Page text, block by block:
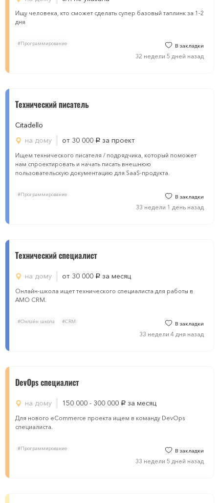
Ищу человека, кто сможет сделать супер базовый таплинк за 1-2
дня
#Программирование В закладки
32 недели 5 дней назад
Технический писатель
Citadello
на дому
от 30 000 руб. за проект
Ищем технического писателя / подрядчика, который поможет
нам спроектировать и начать писать внешнюю
пользовательскую документацию для SaaS-продукта.
#Программирование В закладки
33 недели 1 день назад
Технический специалист
на дому от 30 000 руб. за месяц
Онлайн-школа ищет технического специалиста для работы в
AMO CRM.
#Онлайн школа #CRM В закладки
33 недели 4 дня назад
DevOps специалист
на дому 150 000 - 300 000 руб. за месяц
Для нового eCommerce проекта ищем в команду DevOps
специалиста.
#Программирование В закладки
33 недели 5 дней назад